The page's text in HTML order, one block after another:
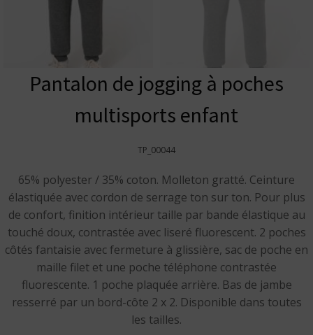
Pantalon de jogging à poches
multisports enfant
TP_00044
65% polyester / 35% coton. Molleton gratté. Ceinture
élastiquée avec cordon de serrage ton sur ton. Pour plus
de confort, finition intérieur taille par bande élastique au
touché doux, contrastée avec liseré fluorescent. 2 poches
côtés fantaisie avec fermeture à glissière, sac de poche en
maille filet et une poche téléphone contrastée
fluorescente. 1 poche plaquée arrière. Bas de jambe
resserré par un bord-côte 2 x 2. Disponible dans toutes
les tailles.